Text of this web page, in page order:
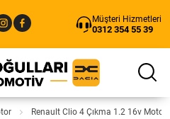
Müşteri Hizmetleri
0312 354 55 39
Renault Clio 4 Çıkma 1.2 16v Motor